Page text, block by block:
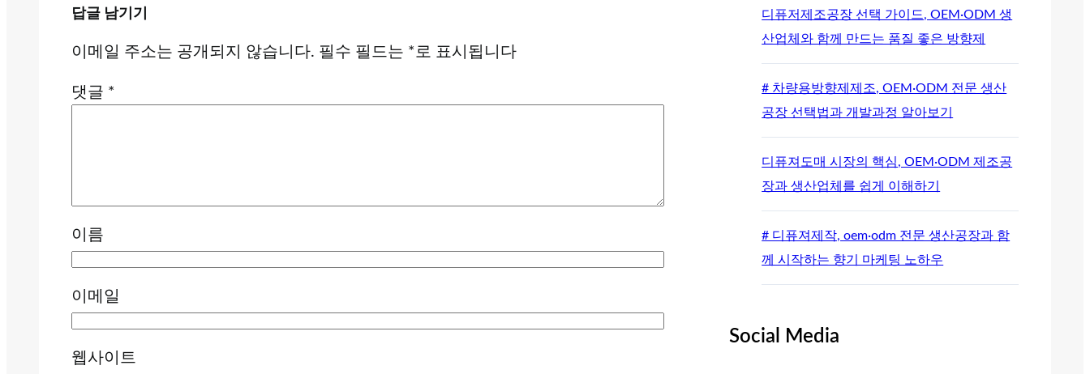
답글 남기기
이메일 주소는 공개되지 않습니다. 필수 필드는 *로 표시됩니다
댓글 *
이름
이메일
웹사이트
디퓨저제조공장 선택 가이드, OEM·ODM 생
산업체와 함께 만드는 품질 좋은 방향제
# 차량용방향제제조, OEM·ODM 전문 생산
공장 선택법과 개발과정 알아보기
디퓨져도매 시장의 핵심, OEM·ODM 제조공
장과 생산업체를 쉽게 이해하기
# 디퓨져제작, oem·odm 전문 생산공장과 함
께 시작하는 향기 마케팅 노하우
Social Media